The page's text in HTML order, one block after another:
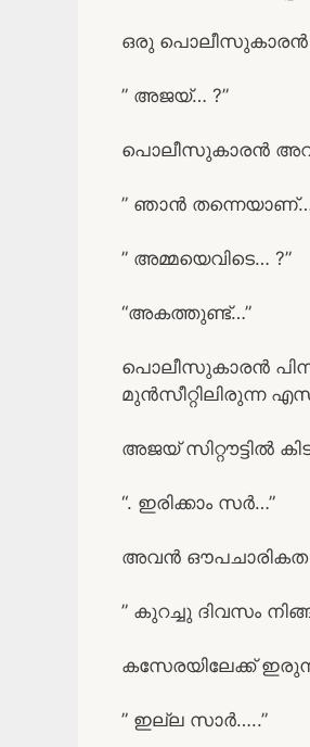
ഒരു പൊലീസുകാരൻ
” അജയ്… ?”
പൊലീസുകാരൻ
” ഞാൻ
” അമ്മയെവിടെ… ?”
“അകത്തുണ്ട്…”
പൊലീസുകാരൻ
മുൻസീറ്റിലിരുന്ന
അജയ് സിറ്റൗട്ടിൽ
“. ഇരിക്കാം സർ…”
അവൻ ഔപചാരികത
” കുറച്ചു ദിവസം
കസേരയിലേക്ക്
” ഇല്ല സാർ…..”